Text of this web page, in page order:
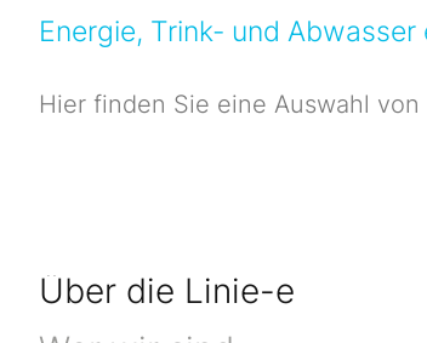
Energie, Trink- und
Hier finden Sie eine Auswahl
Über die Linie-e